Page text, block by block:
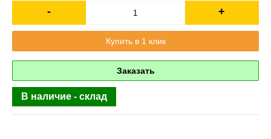
- +
Купить в 1 клик
Заказать
В наличие - склад